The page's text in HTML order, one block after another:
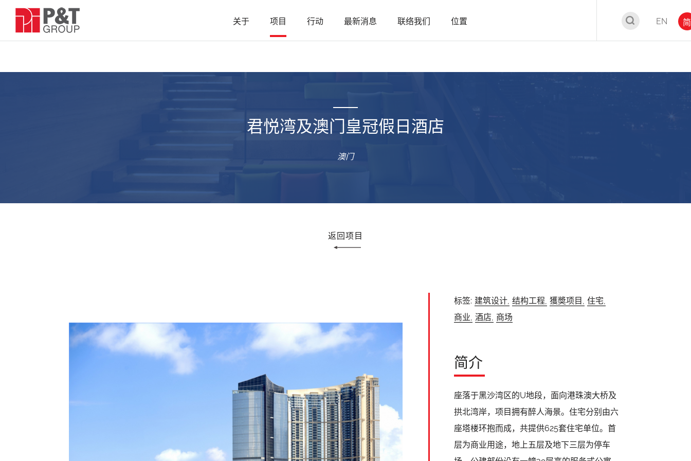
关于 项目 行动 最新消息 联络我们 位置 EN 简
君悦湾及澳门皇冠假日酒店
澳门
返回项目
标签: 建筑设计, 结构工程, 獲奬项目, 住宅,
商业, 酒店, 商场
简介
座落于黑沙湾区的U地段，面向港珠澳大桥及
拱北湾岸，项目拥有醉人海景。住宅分别由六
座塔楼环抱而成，共提供625套住宅单位。首
层为商业用途，地上五层及地下三层为停车